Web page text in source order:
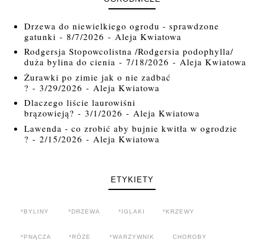
Drzewa do niewielkiego ogrodu - sprawdzone
gatunki - 8/7/2026 - Aleja Kwiatowa
Rodgersja Stopowcolistna /Rodgersia podophylla/
duża bylina do cienia - 7/18/2026 - Aleja Kwiatowa
Żurawki po zimie jak o nie zadbać
? - 3/29/2026 - Aleja Kwiatowa
Dlaczego liście laurowiśni
brązowieją? - 3/1/2026 - Aleja Kwiatowa
Lawenda - co zrobić aby bujnie kwitła w ogrodzie
? - 2/15/2026 - Aleja Kwiatowa
ETYKIETY
*BYLINY *DRZEWA *IGLAKI *KRZEWY
*PNĄCZA *RÓŻE *WARZYWNIK CHOROBY